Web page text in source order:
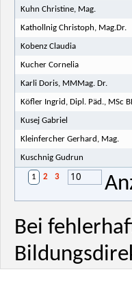
Kuhn Christine, Mag.
Kathollnig Christoph, Mag.Dr.
Kobenz Claudia
Kucher Cornelia
Karli Doris, MMMag. Dr.
Köfler Ingrid, Dipl. Päd., MSc
Kusej Gabriel
Kleinfercher Gerhard, Mag.
Kuschnig Gudrun
1 2 3 10
Bei